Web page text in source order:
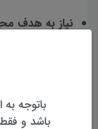
نیاز به هدف
روشن یا خیلی
منعکس نشود و
غیرممکن باشد.
باتوجه
باشد و